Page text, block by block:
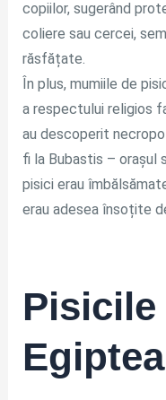
copiilor, sugerând
coliere sau cercei,
răsfățate.
În plus, mumiile de
a respectului religios
au descoperit
fi la Bubastis – orașul
pisici erau
erau adesea însoțite